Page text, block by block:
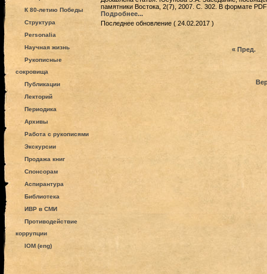
К 80-летию Победы
Структура
Personalia
Научная жизнь
Рукописные
сокровища
Публикации
Лекторий
Периодика
Архивы
Работа с рукописями
Экскурсии
Продажа книг
Спонсорам
Аспирантура
Библиотека
ИВР в СМИ
Противодействие
коррупции
IOM (eng)
памятники Востока, 2(7), 2007. С. 302. В формате
Подробнее...
Последнее обновление ( 24.02.2017 )
« Пред.